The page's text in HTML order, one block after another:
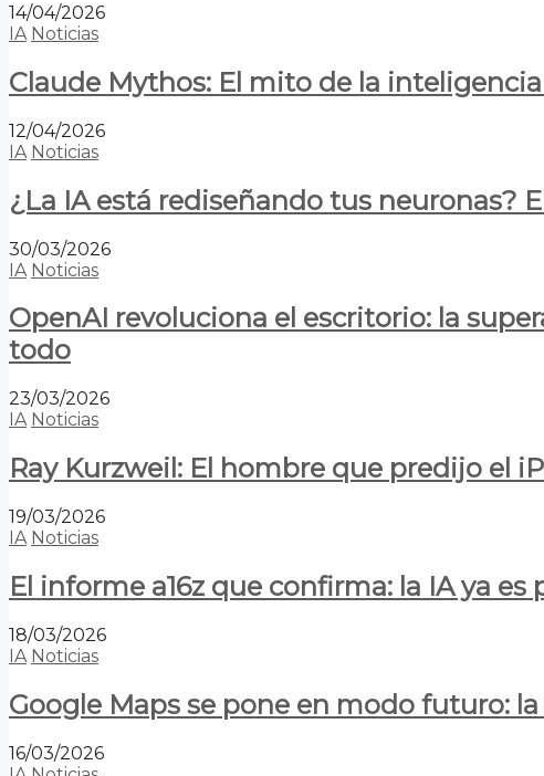
14/04/2026
IA Noticias
Claude Mythos: El mito de la
12/04/2026
IA Noticias
¿La IA está rediseñando tus neuronas?
30/03/2026
IA Noticias
OpenAI revoluciona el escritorio: la
todo
23/03/2026
IA Noticias
Ray Kurzweil: El hombre que predijo el
19/03/2026
IA Noticias
El informe a16z que confirma: la IA ya
18/03/2026
IA Noticias
Google Maps se pone en modo futuro:
16/03/2026